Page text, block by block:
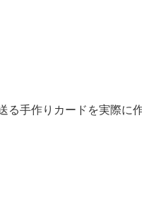
手作りカードを実際に